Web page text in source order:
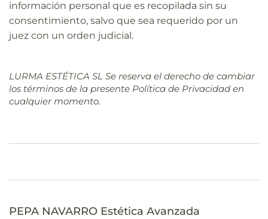
información personal que es recopilada sin su
consentimiento, salvo que sea requerido por un
juez con un orden judicial.
LURMA ESTÉTICA SL Se reserva el derecho de cambiar
los términos de la presente Política de Privacidad en
cualquier momento.
PEPA NAVARRO Estética Avanzada